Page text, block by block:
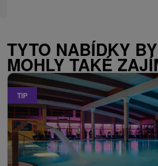
TYTO NABÍDKY
MOHLY TAKÉ
TIP